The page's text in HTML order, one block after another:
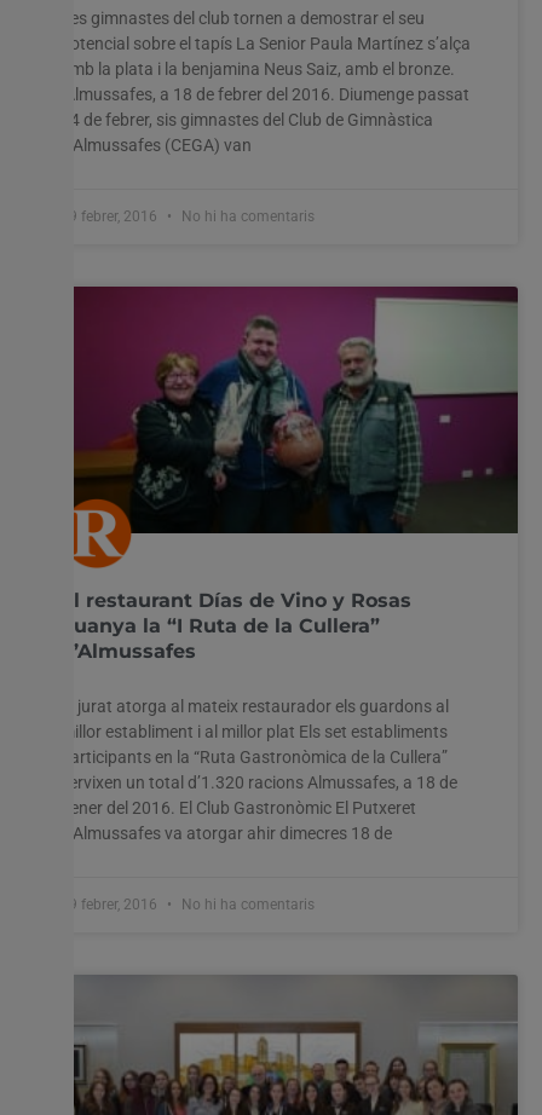
Les gimnastes del club tornen a demostrar el seu
potencial sobre el tapís La Senior Paula Martínez s’alça
amb la plata i la benjamina Neus Saiz, amb el bronze.
Almussafes, a 18 de febrer del 2016. Diumenge passat
14 de febrer, sis gimnastes del Club de Gimnàstica
d’Almussafes (CEGA) van
19 febrer, 2016 No hi ha comentaris
El restaurant Días de Vino y Rosas
guanya la “I Ruta de la Cullera”
d’Almussafes
El jurat atorga al mateix restaurador els guardons al
millor establiment i al millor plat Els set establiments
participants en la “Ruta Gastronòmica de la Cullera”
servixen un total d’1.320 racions Almussafes, a 18 de
gener del 2016. El Club Gastronòmic El Putxeret
d’Almussafes va atorgar ahir dimecres 18 de
19 febrer, 2016 No hi ha comentaris